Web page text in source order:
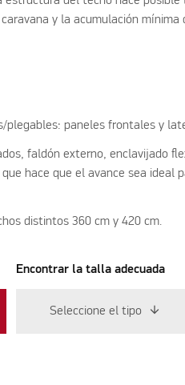
y la acumulación mínima
plegables: paneles frontales y
faldón externo, enclavijado
hace que el avance sea ideal
distintos 360 cm y 420 cm.
Encontrar la talla adecuada
Seleccione el tipo